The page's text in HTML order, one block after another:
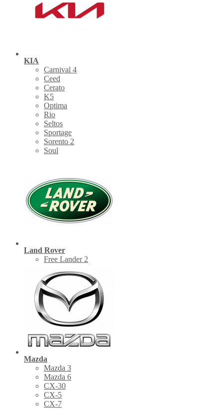
KIA
Carnival 4
Ceed
Cerato
K5
Optima
Rio
Seltos
Sportage
Sorento 2
Soul
Land Rover
Free Lander 2
Mazda
Mazda 3
Mazda 6
CX-30
СХ-5
CX-7